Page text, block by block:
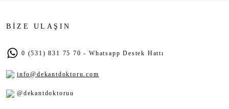
BİZE ULAŞIN
0 (531) 831 75 70 - Whatsapp Destek Hattı
info@dekantdoktoru.com
@dekantdoktoruu